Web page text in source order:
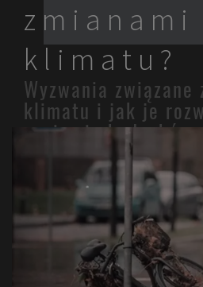
zmianami
klimatu?
Wyzwania związane
klimatu i jak je
poziomie budynków